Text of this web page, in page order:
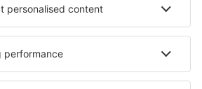
Unterkunft in Szczytno